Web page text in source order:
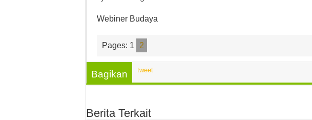
Webiner Budaya
Pages: 1 2
Bagikan tweet
Berita Terkait